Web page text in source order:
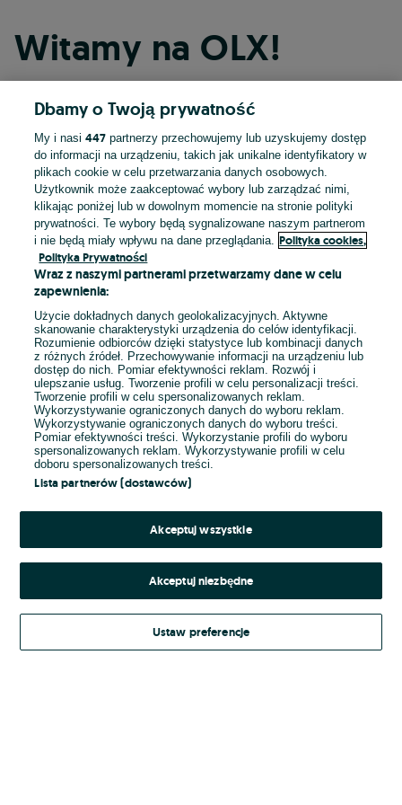
Witamy na OLX!
Kontynuuj przez Facebooka
Kontynuuj przez konto Apple
Kontynuuj przez konto Google
LUB
E-mail
Hasło
Kontynuując za pośrednictwem jednego z dostawców wskazanych powyżej,
Regulamin serwisu OLX.pl w jego aktualnym brzmieniu.
Dbamy o Twoją prywatność
My i nasi447 partnerzy przechowujemy lub uzyskujemy dostęp
do informacji na urządzeniu, takich jak unikalne identyfikatory w
plikach cookie w celu przetwarzania danych osobowych.
Użytkownik może zaakceptować wybory lub zarządzać nimi,
klikając poniżej lub w dowolnym momencie na stronie polityki
prywatności. Te wybory będą sygnalizowane naszym partnerom
i nie będą miały wpływu na dane przeglądania.
Polityka cookies,
Polityka Prywatności
Wraz z naszymi partnerami przetwarzamy dane w celu
zapewnienia:
Użycie dokładnych danych geolokalizacyjnych. Aktywne
skanowanie charakterystyki urządzenia do celów identyfikacji.
Rozumienie odbiorców dzięki statystyce lub kombinacji danych
z różnych źródeł. Przechowywanie informacji na urządzeniu lub
dostęp do nich. Pomiar efektywności reklam. Rozwój i
ulepszanie usług. Tworzenie profili w celu personalizacji treści.
Tworzenie profili w celu spersonalizowanych reklam.
Wykorzystywanie ograniczonych danych do wyboru reklam.
Wykorzystywanie ograniczonych danych do wyboru treści.
Pomiar efektywności treści. Wykorzystanie profili do wyboru
spersonalizowanych reklam. Wykorzystywanie profili w celu
doboru spersonalizowanych treści.
Lista partnerów (dostawców)
Akceptuj wszystkie
Akceptuj niezbędne
Ustaw preferencje